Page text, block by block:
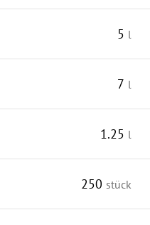
5 l
7 l
1.25 l
250 stück